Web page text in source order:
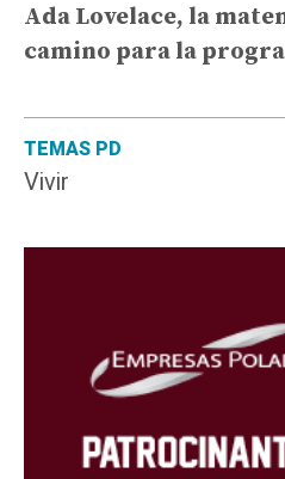
TEMAS PD
Vivir
Ada Lovelace, la
camino para la